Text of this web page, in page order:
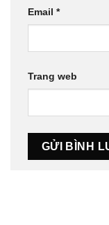
Email *
Trang web